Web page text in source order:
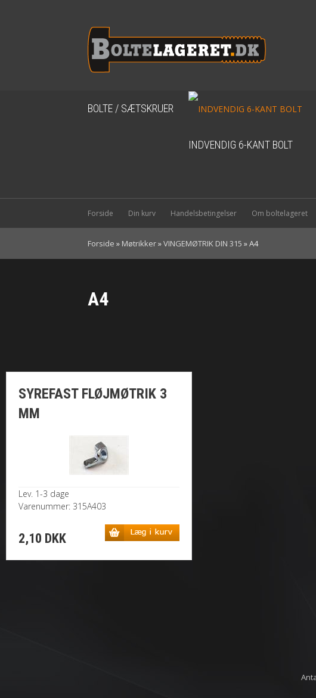
BOLTE / SÆTSKRUER
INDVENDIG 6-KANT BOLT
Forside Din kurv Handelsbetingelser Om boltelageret
Forside » Møtrikker»VINGEMØTRIK DIN 315 »A4
A4
SYREFAST FLØJMØTRIK 3
MM
Lev. 1-3 dage
Varenummer: 315A403
2,10 DKK